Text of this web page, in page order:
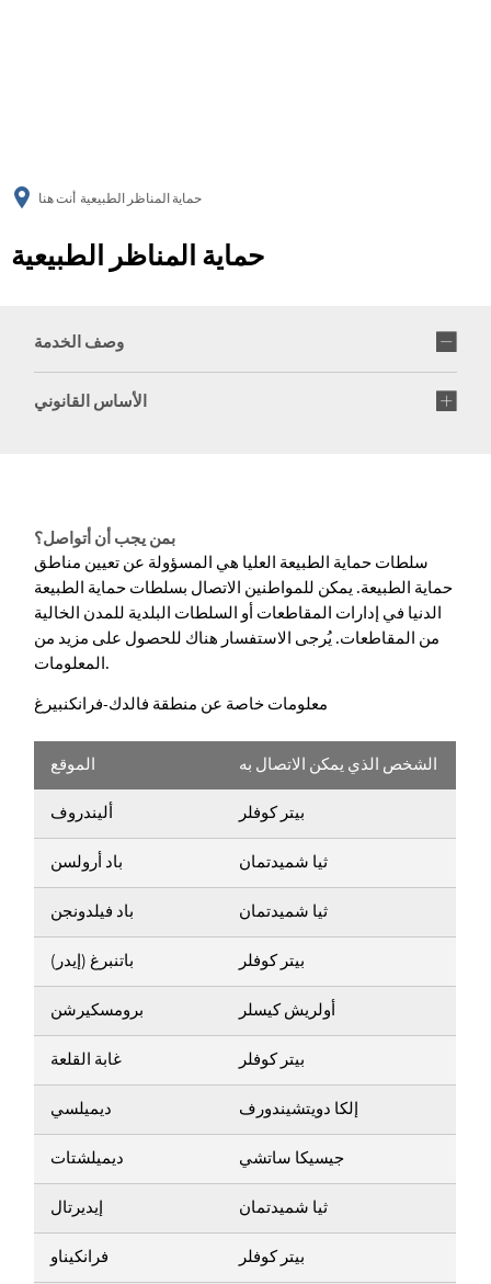
أنت هنا حماية المناظر الطبيعية
حماية المناظر الطبيعية
وصف الخدمة
الأساس القانوني
بمن يجب أن أتواصل؟
سلطات حماية الطبيعة العليا هي المسؤولة عن تعيين مناطق
حماية الطبيعة. يمكن للمواطنين الاتصال بسلطات حماية الطبيعة
الدنيا في إدارات المقاطعات أو السلطات البلدية للمدن الخالية
من المقاطعات. يُرجى الاستفسار هناك للحصول على مزيد من
المعلومات.
معلومات خاصة عن منطقة فالدك-فرانكنبيرغ
الموقع الشخص الذي يمكن الاتصال به
أليندروف بيتر كوفلر
باد أرولسن ثيا شميدتمان
باد فيلدونجن ثيا شميدتمان
باتنبرغ (إيدر) بيتر كوفلر
برومسكيرشن أولريش كيسلر
غابة القلعة بيتر كوفلر
ديميلسي إلكا دويتشيندورف
ديميلشتات جيسيكا ساتشي
إيديرتال ثيا شميدتمان
فرانكيناو بيتر كوفلر